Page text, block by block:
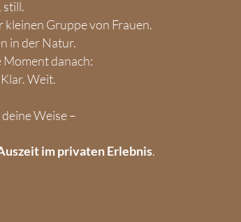
still.
kleinen Gruppe von Frauen.
in der Natur.
Moment danach:
Weit.
Weise –
im privaten Erlebnis.